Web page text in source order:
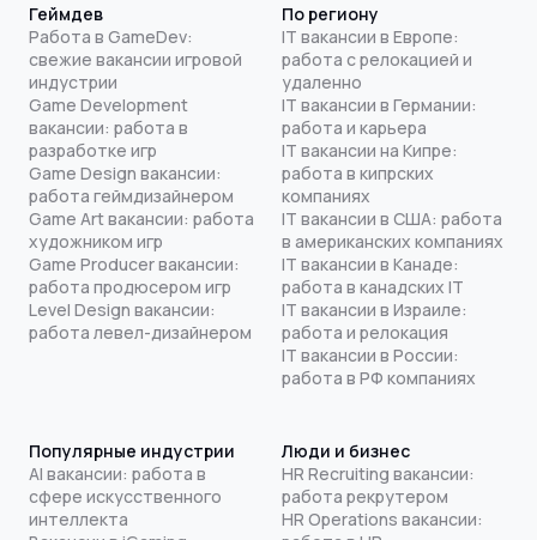
Геймдев
Работа в GameDev:
свежие вакансии игровой
индустрии
Game Development
вакансии: работа в
разработке игр
Game Design вакансии:
работа геймдизайнером
Game Art вакансии: работа
художником игр
Game Producer вакансии:
работа продюсером игр
Level Design вакансии:
работа левел-дизайнером
По региону
IT вакансии в Европе:
работа с релокацией и
удаленно
IT вакансии в Германии:
работа и карьера
IT вакансии на Кипре:
работа в кипрских
компаниях
IT вакансии в США: работа
в американских компаниях
IT вакансии в Канаде:
работа в канадских IT
IT вакансии в Израиле:
работа и релокация
IT вакансии в России:
работа в РФ компаниях
Популярные индустрии
AI вакансии: работа в
сфере искусственного
интеллекта
Люди и бизнес
HR Recruiting вакансии:
работа рекрутером
HR Operations вакансии: